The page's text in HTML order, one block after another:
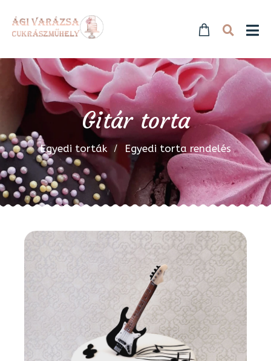
Gitár torta
Egyedi torták Egyedi torta rendelés